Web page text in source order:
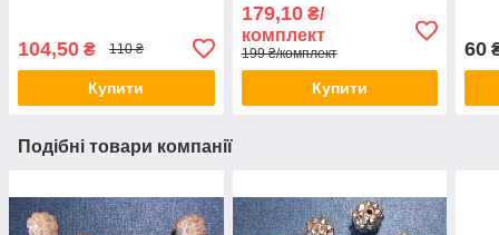
104,50 ₴ 110 ₴
Купити
179,10₴/
комплект
199 ₴/комплект
Купити
60
Подібні товари компанії